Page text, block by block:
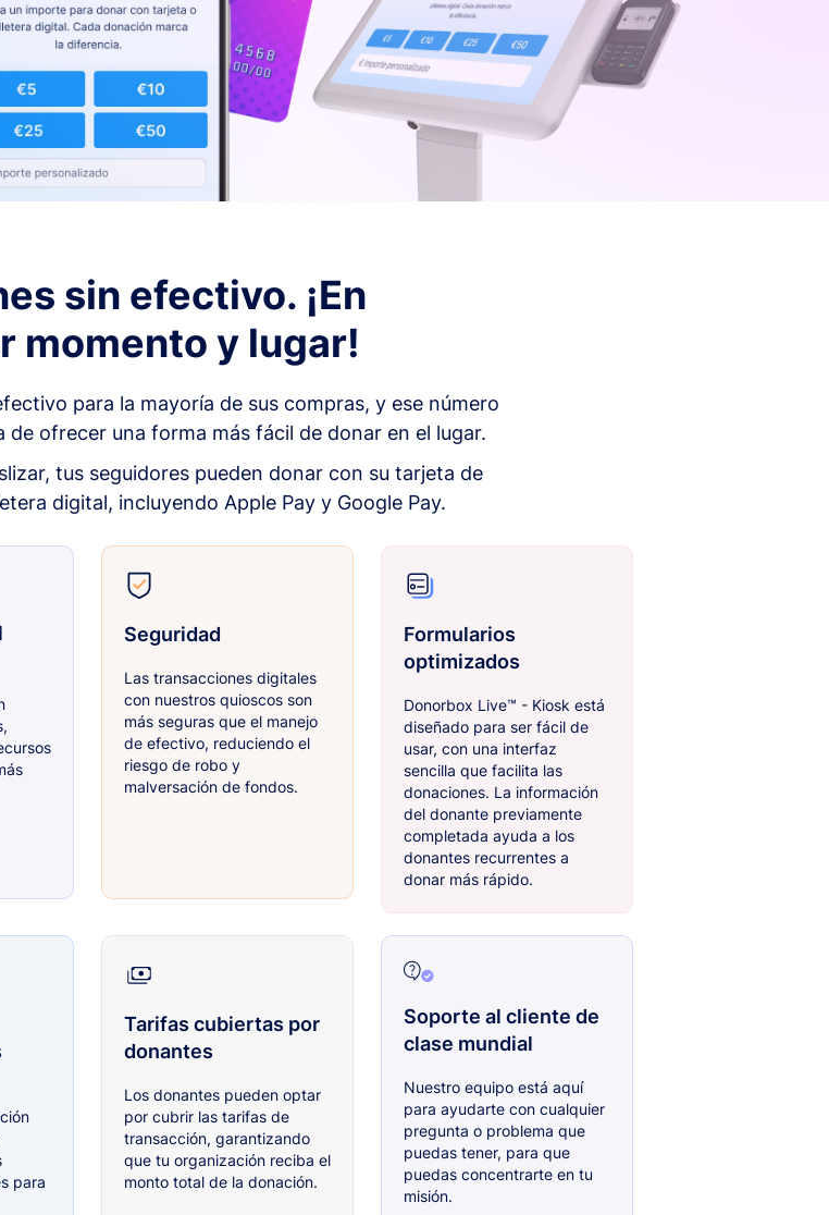
sin efectivo. ¡En
momento y lugar!
para la mayoría de sus compras, y ese número
de ofrecer una forma más fácil de donar en el lugar.
tus seguidores pueden donar con su tarjeta de
digital, incluyendo Apple Pay y Google Pay.
Seguridad
Las transacciones digitales
con nuestros quioscos son
más seguras que el manejo
de efectivo, reduciendo el
riesgo de robo y
malversación de fondos.
Formularios
optimizados
Donorbox Live™ - Kiosk está
diseñado para ser fácil de
usar, con una interfaz
sencilla que facilita las
donaciones. La información
del donante previamente
completada ayuda a los
donantes recurrentes a
donar más rápido.
para
Tarifas cubiertas por
donantes
Los donantes pueden optar
por cubrir las tarifas de
transacción, garantizando
que tu organización reciba el
monto total de la donación.
Soporte al cliente de
clase mundial
Nuestro equipo está aquí
para ayudarte con cualquier
pregunta o problema que
puedas tener, para que
puedas concentrarte en tu
misión.